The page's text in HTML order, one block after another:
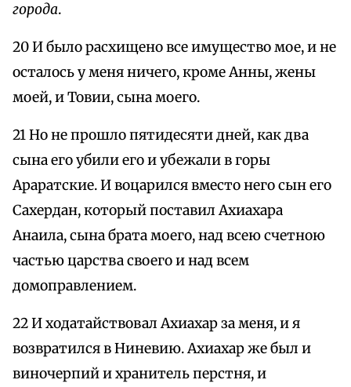
города.
20 И было расхищено все имущество мое, и не
осталось у меня ничего, кроме Анны, жены
моей, и Товии, сына моего.
21 Но не прошло пятидесяти дней, как два
сына его убили его и убежали в горы
Араратские. И воцарился вместо него сын его
Сахердан, который поставил Ахиахара
Анаила, сына брата моего, над всею счетною
частью царства своего и над всем
домоправлением.
22 И ходатайствовал Ахиахар за меня, и я
возвратился в Ниневию. Ахиахар же был и
виночерпий и хранитель перстня, и